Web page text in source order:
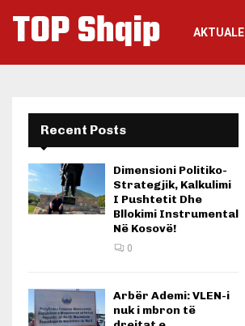
TOP Shqip AKTUALE
Recent Posts
Dimensioni Politiko-
Strategjik, Kalkulimi
I Pushtetit Dhe
Bllokimi Instrumental
Në Kosovë!
0
Arbër Ademi: VLEN-i
nuk i mbron të